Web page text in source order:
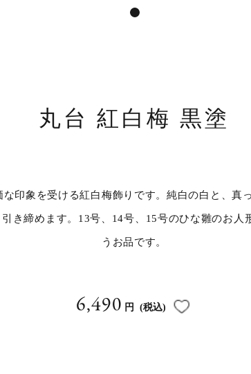
丸台 紅白梅 黒塗
印象を受ける紅白梅飾りです。純白の白と、真
き締めます。13号、14号、15号のひな雛のお人
うお品です。
6,490 円 (税込)